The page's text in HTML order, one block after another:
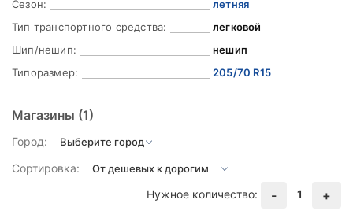
Сезон:
летняя
Тип транспортного средства:
легковой
Шип/нешип:
нешип
Типоразмер:
205/70 R15
Магазины (1)
Город:
Сортировка:
Нужное количество:
- 1 +